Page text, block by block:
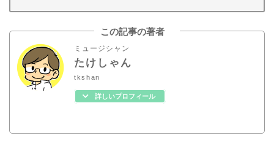
この記事の著者
ミュージシャン
たけしゃん
tkshan
詳しいプロフィール